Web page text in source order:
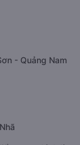
- Quảng Nam